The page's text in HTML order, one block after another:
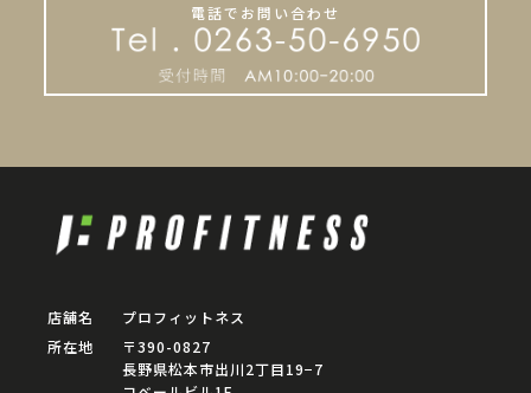
電話でお問い合わせ
店舗名
プロフィットネス
所在地
〒390-0827
長野県松本市出川2丁目19−7